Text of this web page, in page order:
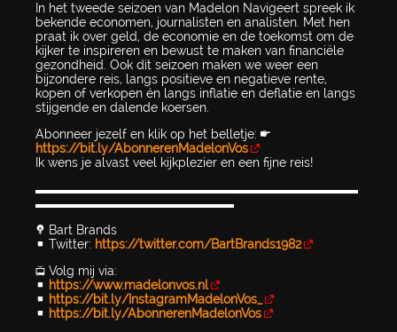
In het tweede seizoen van Madelon Navigeert spreek ik
bekende economen, journalisten en analisten. Met hen
praat ik over geld, de economie en de toekomst om de
kijker te inspireren en bewust te maken van financiële
gezondheid. Ook dit seizoen maken we weer een
bijzondere reis, langs positieve en negatieve rente,
kopen of verkopen én langs inflatie en deflatie en langs
stijgende en dalende koersen.
Abonneer jezelf en klik op het belletje: 👉
https://bit.ly/AbonnerenMadelonVos
Ik wens je alvast veel kijkplezier en een fijne reis!
▬▬▬▬▬▬▬▬▬▬▬▬▬▬▬▬▬▬▬▬▬▬▬▬▬▬
▬▬▬▬▬▬▬▬▬▬▬▬▬▬▬▬
💡 Bart Brands
▪️ Twitter: https://twitter.com/BartBrands1982
📺 Volg mij via:
▪️ https://www.madelonvos.nl
▪️ https://bit.ly/InstagramMadelonVos_
▪️ https://bit.ly/AbonnerenMadelonVos